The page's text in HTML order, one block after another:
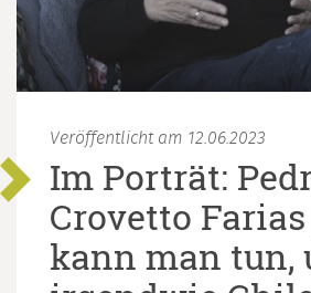
Veröffentlicht am 12.06.2023
Im Porträt:
Crovetto Farias
kann man tun,